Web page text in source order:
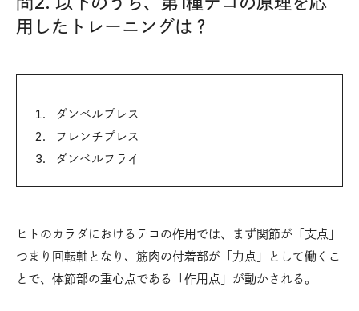
用したトレーニングは？
ダンベルプレス
フレンチプレス
ダンベルフライ
ヒトのカラダにおけるテコの作用では、まず関節が「支点」
つまり回転軸となり、筋肉の付着部が「力点」として働くこ
とで、体節部の重心点である「作用点」が動かされる。